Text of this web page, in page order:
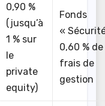
0,90 %
(jusqu’à
1 % sur
le
private
equity)
Fonds
«
0,60 % de
frais de
gestion